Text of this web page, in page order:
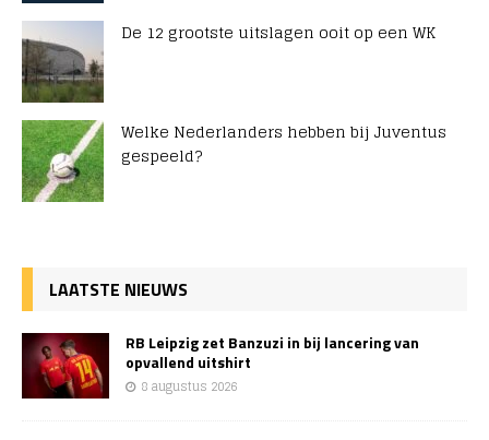
De 12 grootste uitslagen ooit op een WK
Welke Nederlanders hebben bij Juventus
gespeeld?
LAATSTE NIEUWS
RB Leipzig zet Banzuzi in bij lancering van
opvallend uitshirt
8 augustus 2026